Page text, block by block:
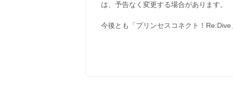
は、予告なく変更する場合があります。
今後とも「プリンセスコネクト！Re:Dive